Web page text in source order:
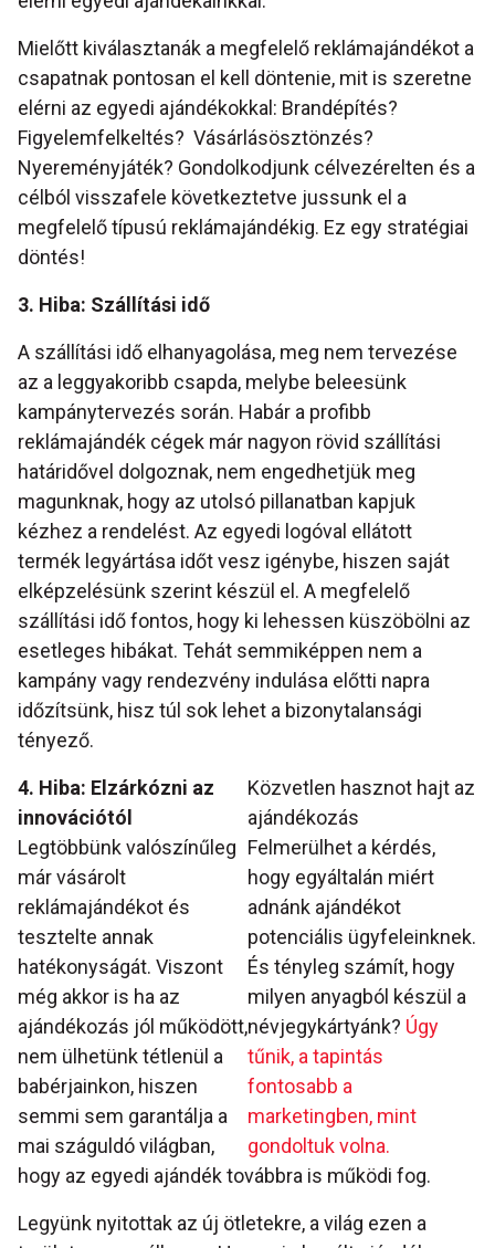
Mielőtt kiválasztanák a megfelelő reklámajándékot a
csapatnak pontosan el kell döntenie, mit is szeretne
elérni az egyedi ajándékokkal: Brandépítés?
Figyelemfelkeltés? Vásárlásösztönzés?
Nyereményjáték? Gondolkodjunk célvezérelten és a
célból visszafele következtetve jussunk el a
megfelelő típusú reklámajándékig. Ez egy stratégiai
döntés!
3. Hiba: Szállítási idő
A szállítási idő elhanyagolása, meg nem tervezése
az a leggyakoribb csapda, melybe beleesünk
kampánytervezés során. Habár a profibb
reklámajándék cégek már nagyon rövid szállítási
határidővel dolgoznak, nem engedhetjük meg
magunknak, hogy az utolsó pillanatban kapjuk
kézhez a rendelést. Az egyedi logóval ellátott
termék legyártása időt vesz igénybe, hiszen saját
elképzelésünk szerint készül el. A megfelelő
szállítási idő fontos, hogy ki lehessen küszöbölni az
esetleges hibákat. Tehát semmiképpen nem a
kampány vagy rendezvény indulása előtti napra
időzítsünk, hisz túl sok lehet a bizonytalansági
tényező.
Közvetlen hasznot hajt az
ajándékozás
Felmerülhet a kérdés,
hogy egyáltalán miért
adnánk ajándékot
potenciális ügyfeleinknek.
És tényleg számít, hogy
milyen anyagból készül a
névjegykártyánk? Úgy
tűnik, a tapintás
fontosabb a
marketingben, mint
gondoltuk volna.
4. Hiba: Elzárkózni az
innovációtól
Legtöbbünk valószínűleg
már vásárolt
reklámajándékot és
tesztelte annak
hatékonyságát. Viszont
még akkor is ha az
ajándékozás jól működött,
nem ülhetünk tétlenül a
babérjainkon, hiszen
semmi sem garantálja a
mai száguldó világban,
hogy az egyedi ajándék továbbra is működi fog.
Legyünk nyitottak az új ötletekre, a világ ezen a